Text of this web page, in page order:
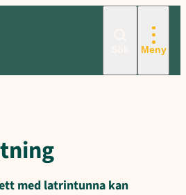
Meny
med latrintunna kan